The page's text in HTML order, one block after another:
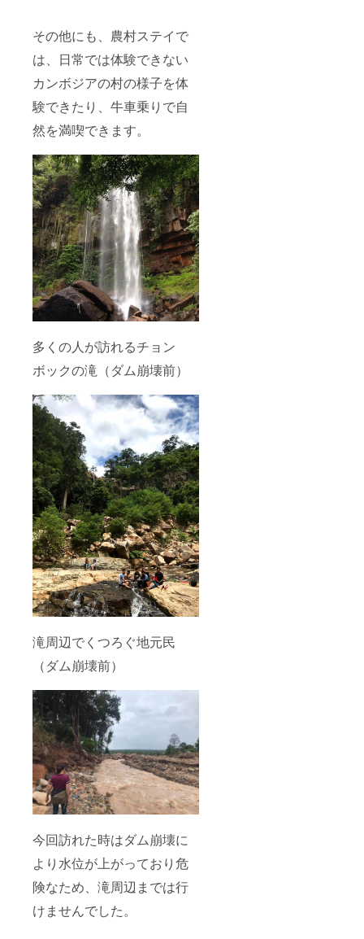
その他にも、農村ステイで
は、日常では体験できない
カンボジアの村の様子を体
験できたり、牛車乗りで自
然を満喫できます。
多くの人が訪れるチョン
ボックの滝（ダム崩壊前）
滝周辺でくつろぐ地元民
（ダム崩壊前）
今回訪れた時はダム崩壊に
より水位が上がっており危
険なため、滝周辺までは行
けませんでした。